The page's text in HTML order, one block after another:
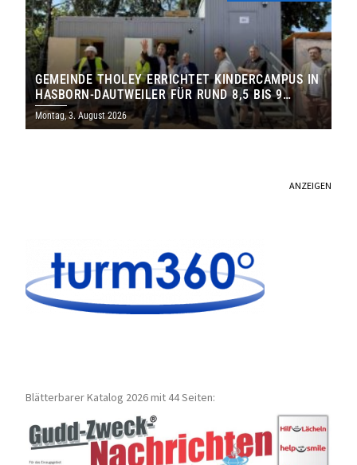
GEMEINDE THOLEY ERRICHTET KINDERCAMPUS IN
HASBORN-DAUTWEILER FÜR RUND 8,5 BIS 9
MILLIONEN EURO
Montag, 3. August 2026
ANZEIGEN
Blätterbarer Katalog 2026 mit 44 Seiten: